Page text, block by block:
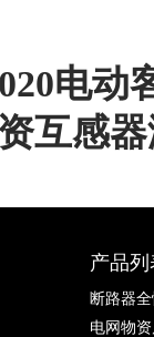
电
互感
产品列
断路器
电网物